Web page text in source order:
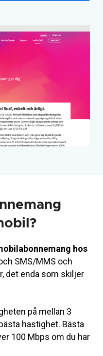
hos
SMS/MMS och
det enda som skiljer
på mellan 3
hastighet. Bästa
100 Mbps om du har